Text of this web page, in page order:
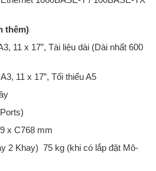
thêm)
11 x 17”, Tài liệu dài (Dài nhất 600
11 x 17”, Tối thiểu A5
x C768 mm
2 Khay) 75 kg (khi có lắp đặt Mô-